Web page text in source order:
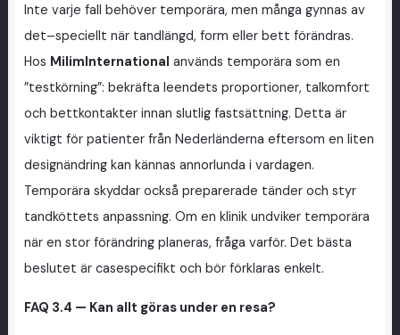
Inte varje fall behöver temporära, men många gynnas av
det–speciellt när tandlängd, form eller bett förändras.
Hos MilimInternational används temporära som en
”testkörning”: bekräfta leendets proportioner, talkomfort
och bettkontakter innan slutlig fastsättning. Detta är
viktigt för patienter från Nederländerna eftersom en liten
designändring kan kännas annorlunda i vardagen.
Temporära skyddar också preparerade tänder och styr
tandköttets anpassning. Om en klinik undviker temporära
när en stor förändring planeras, fråga varför. Det bästa
beslutet är casespecifikt och bör förklaras enkelt.
FAQ 3.4 — Kan allt göras under en resa?